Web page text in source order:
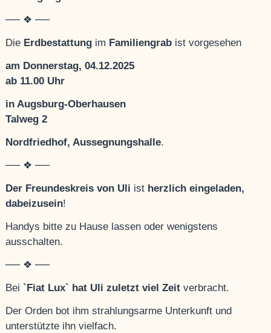
── ❖ ──
Die Erdbestattung im Familiengrab ist vorgesehen
am Donnerstag, 04.12.2025
ab 11.00 Uhr
in Augsburg-Oberhausen
Talweg 2
Nordfriedhof, Aussegnungshalle.
── ❖ ──
Der Freundeskreis von Uli ist herzlich eingeladen,
dabeizusein!
Handys bitte zu Hause lassen oder wenigstens
ausschalten.
── ❖ ──
Bei `Fiat Lux` hat Uli zuletzt viel Zeit verbracht.
Der Orden bot ihm strahlungsarme Unterkunft und
unterstützte ihn vielfach.